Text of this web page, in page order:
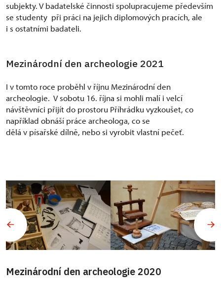
subjekty. V badatelské činnosti spolupracujeme především
se studenty při práci na jejich diplomových pracích, ale
i s ostatními badateli.
Mezinárodní den archeologie 2021
I v tomto roce proběhl v říjnu Mezinárodní den
archeologie. V sobotu 16. října si mohli malí i velcí
návštěvníci přijít do prostoru Příhrádku vyzkoušet, co
například obnáší práce archeologa, co se
dělá v písařské dílně, nebo si vyrobit vlastní pečeť.
Mezinárodní den archeologie 2020